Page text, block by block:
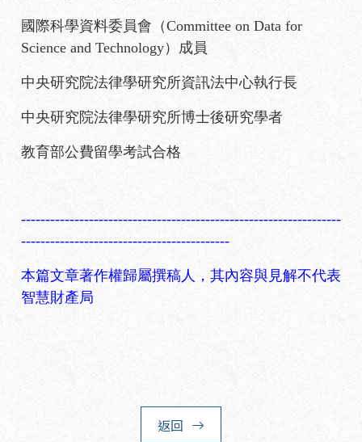
國際科學資料委員會（Committee on Data for
Science and Technology）成員
中央研究院法律學研究所資訊法中心執行長
中央研究院法律學研究所博士後研究學者
教育部公費留學考試合格
------------------------------------------------------------------
-------------------------------------------
本篇文章著作權歸屬撰稿人，其內容與見解不代表
智慧財產局
返回